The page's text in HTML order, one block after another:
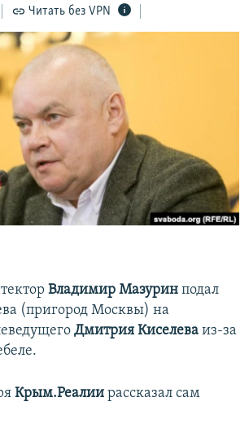
КРЫМА
Читать без VPN
Владимир Мазурин подал
(пригород Москвы) на
Дмитрия Киселева из-за
Крым.Реалии рассказал сам